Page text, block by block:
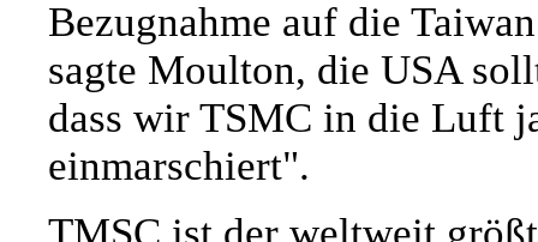
Bezugnahme auf die
sagte Moulton, die USA
dass wir TSMC in die Luft
einmarschiert".